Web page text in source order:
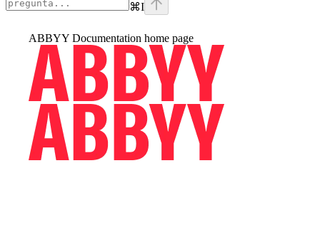
⌘I
ABBYY Documentation home page